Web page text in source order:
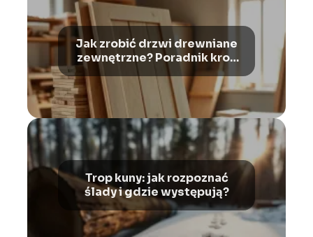
Jak zrobić drzwi drewniane
zewnętrzne? Poradnik krok
po kroku
Trop kuny: jak rozpoznać
ślady i gdzie występują?